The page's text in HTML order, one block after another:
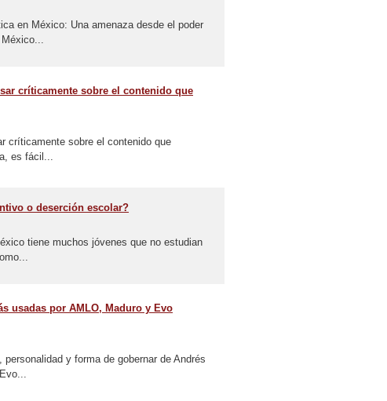
en México: Una amenaza desde el poder
críticamente sobre el contenido que
críticamente sobre el contenido que
es fácil...
o deserción escolar?
tiene muchos jóvenes que no estudian
usadas por AMLO, Maduro y Evo
y forma de gobernar de Andrés